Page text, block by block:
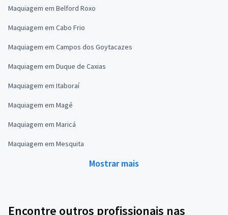
Maquiagem em Belford Roxo
Maquiagem em Cabo Frio
Maquiagem em Campos dos Goytacazes
Maquiagem em Duque de Caxias
Maquiagem em Itaboraí
Maquiagem em Magé
Maquiagem em Maricá
Maquiagem em Mesquita
Mostrar mais
Encontre outros profissionais nas